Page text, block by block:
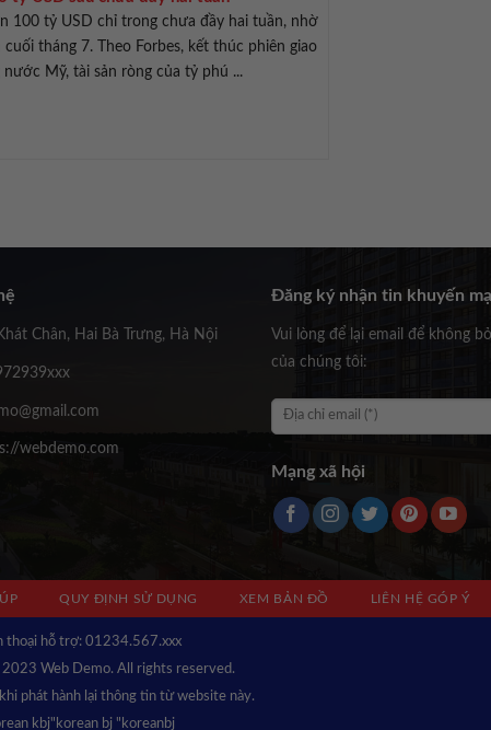
100 tỷ USD chỉ trong chưa đầy hai tuần, nhờ
tháng 7. Theo Forbes, kết thúc phiên giao
Mỹ, tài sản ròng của tỷ phú ...
Chân, Hai Bà Trưng, Hà Nội
webdemo.com
Đăng ký nhận tin khuyến
Vui lòng để lại email để không
của chúng tôi:
Mạng xã hội
QUY ĐỊNH SỬ DỤNG XEM BẢN ĐỒ LIÊN HỆ GÓP Ý
thoại hỗ trợ: 01234.567.xxx
Web Demo. All rights reserved.
phát hành lại thông tin từ website này.
kbj​"korean bj "koreanbj​